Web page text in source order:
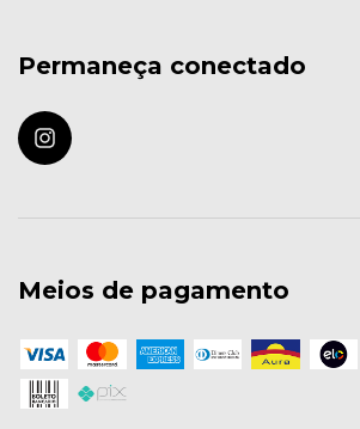
Permaneça conectado
Meios de pagamento